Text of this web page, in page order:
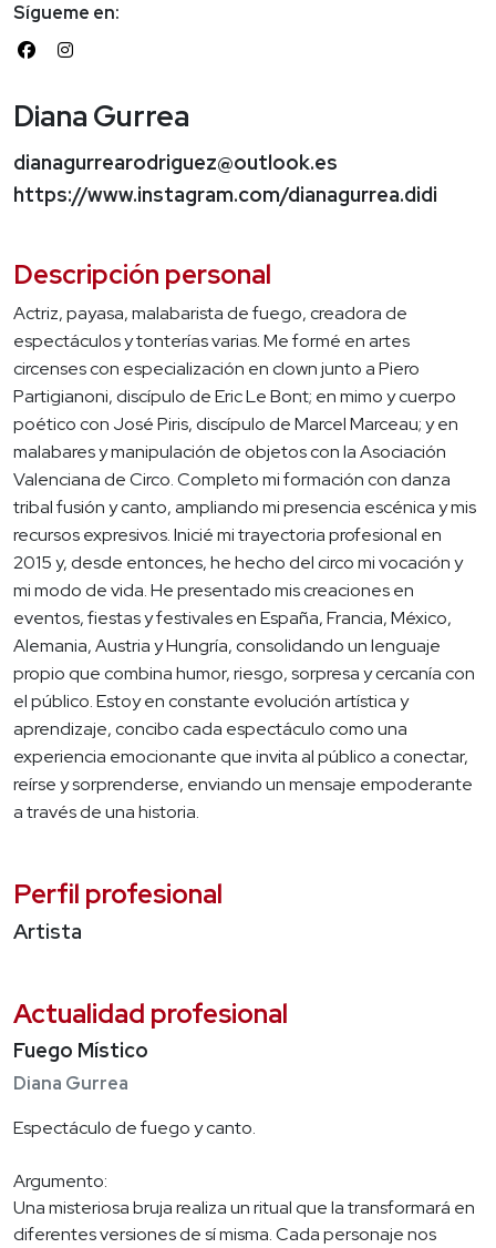
Sígueme en:
Diana Gurrea
dianagurrearodriguez@outlook.es
https://www.instagram.com/dianagurrea.didi
Descripción personal
Actriz, payasa, malabarista de fuego, creadora de
espectáculos y tonterías varias. Me formé en artes
circenses con especialización en clown junto a Piero
Partigianoni, discípulo de Eric Le Bont; en mimo y cuerpo
poético con José Piris, discípulo de Marcel Marceau; y en
malabares y manipulación de objetos con la Asociación
Valenciana de Circo. Completo mi formación con danza
tribal fusión y canto, ampliando mi presencia escénica y mis
recursos expresivos. Inicié mi trayectoria profesional en
2015 y, desde entonces, he hecho del circo mi vocación y
mi modo de vida. He presentado mis creaciones en
eventos, fiestas y festivales en España, Francia, México,
Alemania, Austria y Hungría, consolidando un lenguaje
propio que combina humor, riesgo, sorpresa y cercanía con
el público. Estoy en constante evolución artística y
aprendizaje, concibo cada espectáculo como una
experiencia emocionante que invita al público a conectar,
reírse y sorprenderse, enviando un mensaje empoderante
a través de una historia.
Perfil profesional
Artista
Actualidad profesional
Fuego Místico
Diana Gurrea
Espectáculo de fuego y canto.
Argumento:
Una misteriosa bruja realiza un ritual que la transformará en
diferentes versiones de sí misma. Cada personaje nos